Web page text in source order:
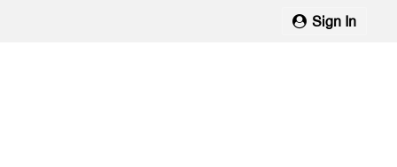
Sign In